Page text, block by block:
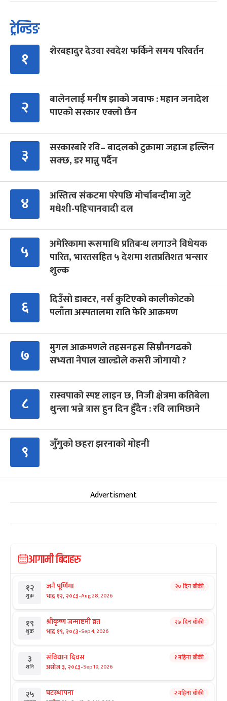
ट्रेन्डिङ
१ शेरबहादुर देउवा स्वदेश फर्किने समय परिवर्तन
२
बालेनलाई मनीष झाको जवाफ : महान जनादेश
पाएको सरकार एक्लो छैन
३
सरकारबारे रवि– बादलको टुक्रामा जहाज हल्लिन
सक्छ, डर मान्नु पर्दैन
४
अस्तित्व संकटमा परेपछि मोर्चाबन्दीमा जुटे
मधेशी-पहिचानवादी दल
५
अमेरिकामा रूसमाथि प्रतिबन्ध लगाउने विधेयक
पारित, भारतसहित ५ देशमा शतप्रतिशत भन्सार
शुल्क
६
दिउँसो डाक्टर, नर्स कुटिएको कालीकोटको
पलाँता अस्पतालमा राति फेरि आक्रमण
७
मुगल आक्रमणले तहसनहस सिम्रौनगढको
सभ्यता नेपाल खाल्डोले कसरी जोगायो ?
८
रास्वपाको स्पष्ट लाइन छ, निजी क्षेत्रमा कतिबेला
थुन्ला भन्ने त्रास हुन दिन हुँदैन : रवि लामिछाने
९ जुँगुको छहरा झरनाको मोहनी
Advertisment
आगामी बिदाहरु
१२
शुक्र
जनै पूर्णिमा
भाद्र १२, २०८३-Aug 28, 2026
२० दिन बाँकी
१९
शुक्र
श्रीकृष्ण जन्माष्टमी व्रत
भाद्र १९, २०८३-Sep 4, 2026
२७ दिन बाँकी
३
शनि
संविधान दिवस
असोज ३, २०८३-Sep 19, 2026
१ महिना बाँकी
२५ घटस्थापना २ महिना बाँकी